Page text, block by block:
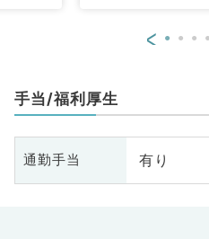
<
手当/福利厚生
通勤手当 有り